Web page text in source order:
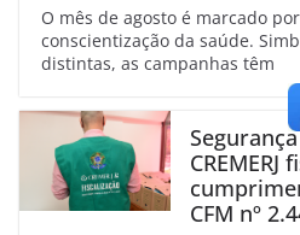
O mês de agosto é marcado
conscientização da saúde.
distintas, as campanhas têm
CREMERJ
CFM nº